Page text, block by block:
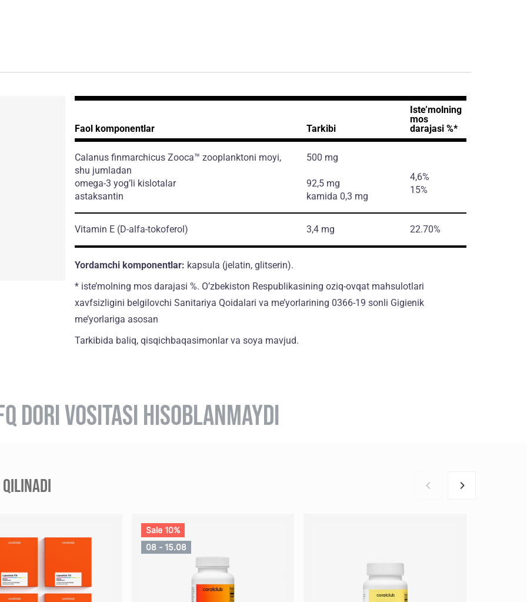
Faol komponentlar Tarkibi
Iste’molning
mos
darajasi %*
Calanus finmarchicus Zooca™ zooplanktoni moyi,
shu jumladan
omega-3 yog’li kislotalar
astaksantin
500 mg
92,5 mg
kamida 0,3 mg
4,6%
15%
Vitamin E (D-alfa-tokoferol) 3,4 mg 22.70%
Yordamchi komponentlar: kapsula (jelatin, glitserin).
* iste’molning mos darajasi %. O’zbekiston Respublikasining oziq-ovqat mahsulotlari
xavfsizligini belgilovchi Sanitariya Qoidalari va me’yorlarining 0366-19 sonli Gigienik
me’yorlariga asosan
Tarkibida baliq, qisqichbaqasimonlar va soya mavjud.
DORI VOSITASI HISOBLANMAYDI
Sale 10%
08 - 15.08